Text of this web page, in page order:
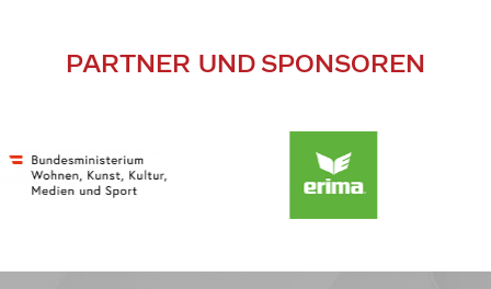
PARTNER UND SPONSOREN